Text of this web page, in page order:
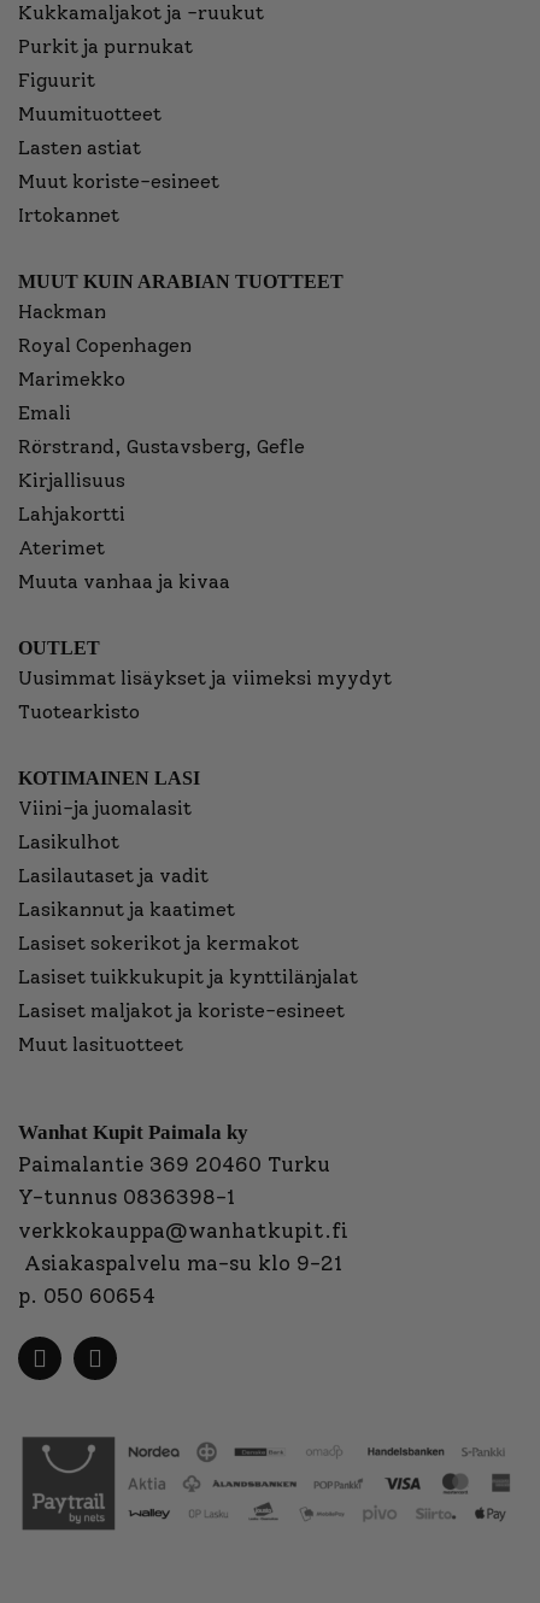
Kukkamaljakot ja -ruukut
Purkit ja purnukat
Figuurit
Muumituotteet
Lasten astiat
Muut koriste-esineet
Irtokannet
MUUT KUIN ARABIAN TUOTTEET
Hackman
Royal Copenhagen
Marimekko
Emali
Rörstrand, Gustavsberg, Gefle
Kirjallisuus
Lahjakortti
Aterimet
Muuta vanhaa ja kivaa
OUTLET
Uusimmat lisäykset ja viimeksi myydyt
Tuotearkisto
KOTIMAINEN LASI
Viini-ja juomalasit
Lasikulhot
Lasilautaset ja vadit
Lasikannut ja kaatimet
Lasiset sokerikot ja kermakot
Lasiset tuikkukupit ja kynttilänjalat
Lasiset maljakot ja koriste-esineet
Muut lasituotteet
Wanhat Kupit Paimala ky
Paimalantie 369 20460 Turku
Y-tunnus 0836398-1
verkkokauppa@wanhatkupit.fi
Asiakaspalvelu ma-su klo 9-21
p. 050 60654